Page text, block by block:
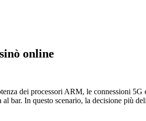
online
dei processori ARM, le connessioni 5G
bar. In questo scenario, la decisione più